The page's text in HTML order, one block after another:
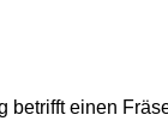
betrifft einen